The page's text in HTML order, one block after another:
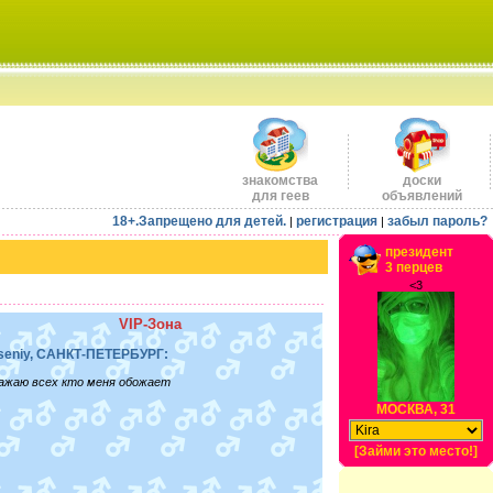
знакомства
для геев
доски
объявлений
18+.Запрещено для детей. | регистрация | забыл пароль?
VIP-Зона
САНКТ-ПЕТЕРБУРГ:
всех кто меня обожает
президент
3 перцев
<3
МОСКВА, 31
[Займи это место!]